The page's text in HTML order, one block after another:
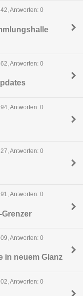
Antworten: 0
Antworten: 0
Antworten: 0
Antworten: 0
Antworten: 0
Grenzer
Antworten: 0
in neuem Glanz
Antworten: 0